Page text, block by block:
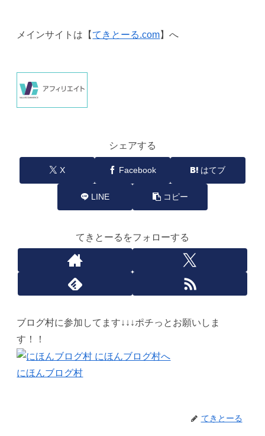
メインサイトは【てきとーる.com】へ
シェアする
X Facebook はてブ
LINE コピー
てきとーるをフォローする
ブログ村に参加してます↓↓↓ポチっとお願いしま
す！！
にほんブログ村
てきとーる